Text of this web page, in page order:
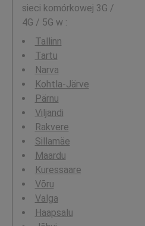
sieci komórkowej 3G /
4G / 5G w :
Tallinn
Tartu
Narva
Kohtla-Järve
Pärnu
Viljandi
Rakvere
Sillamäe
Maardu
Kuressaare
Võru
Valga
Haapsalu